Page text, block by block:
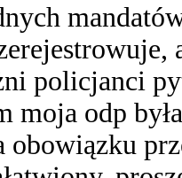
policjanci
moja odp
obowiązku